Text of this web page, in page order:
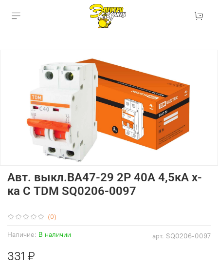
(0)
арт. SQ0206-0097
Наличие: В наличии
Авт. выкл.ВА47-29 2Р 40А 4,5кА х-
ка С TDM SQ0206-0097
331 ₽